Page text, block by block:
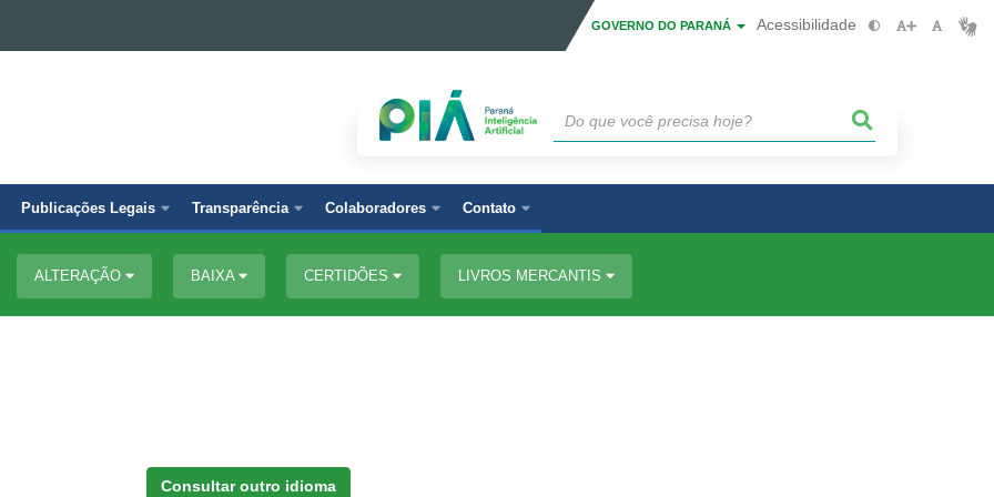
GOVERNO DO PARANÁ Acessibilidade
Publicações Legais Transparência Colaboradores Contato
ALTERAÇÃO BAIXA CERTIDÕES LIVROS MERCANTIS
Consultar outro idioma